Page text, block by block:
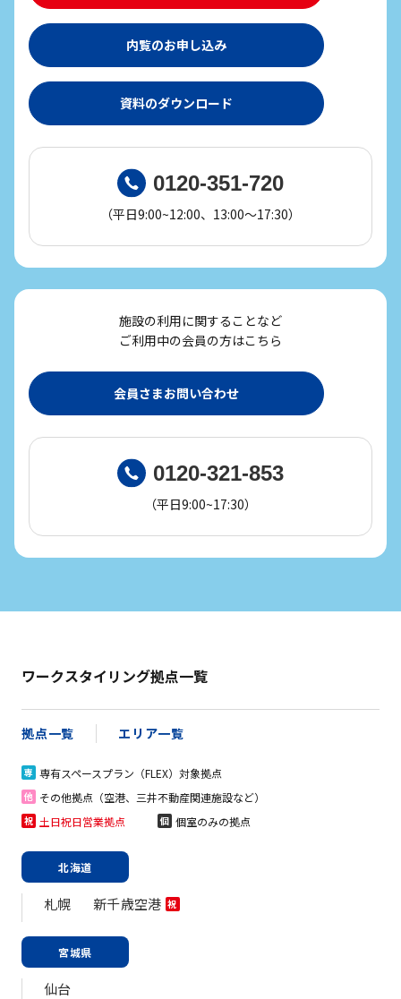
内覧のお申し込み
資料のダウンロード
0120-351-720
（平日9:00~12:00、13:00～17:30）
施設の利用に関することなど
ご利用中の会員の方はこちら
会員さまお問い合わせ
0120-321-853
（平日9:00~17:30）
ワークスタイリング拠点一覧
拠点一覧 エリア一覧
専 専有スペースプラン（FLEX）対象拠点
他 その他拠点（空港、三井不動産関連施設など）
祝 土日祝日営業拠点 個 個室のみの拠点
北海道
札幌 新千歳空港 祝
宮城県
仙台